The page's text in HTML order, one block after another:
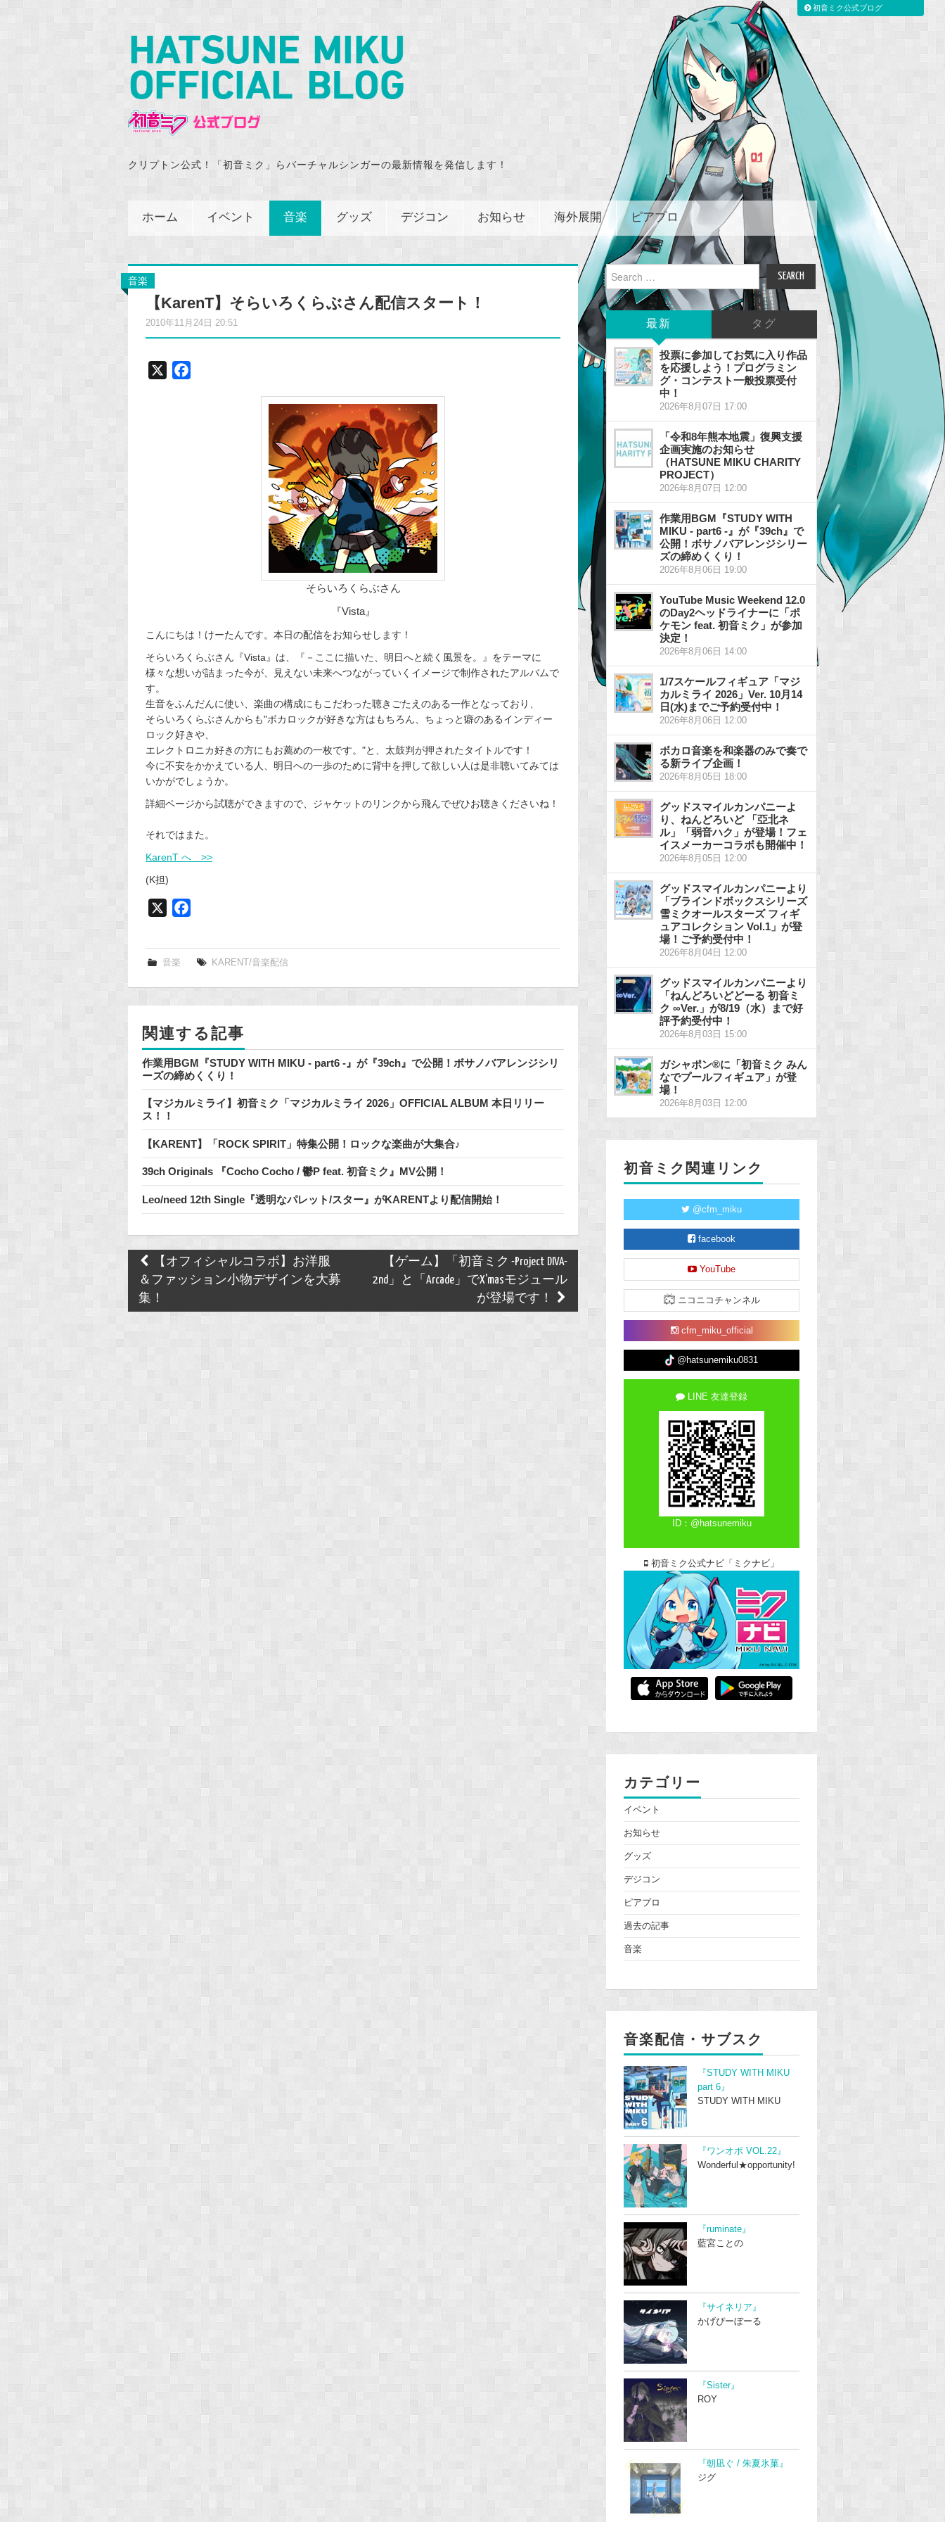
クリプトン公式！「初音ミク」らバーチャルシンガーの最新情報を発信します！
ホーム イベント 音楽 グッズ デジコン お知らせ 海外展開 ピアプロ
音楽
【KarenT】そらいろくらぶさん配信スタート！
2010年11月24日 20:51
そらいろくらぶさん
『Vista』
こんにちは！けーたんです。本日の配信をお知らせします！
そらいろくらぶさん『Vista』は、『－ここに描いた、明日へと続く風景を。』をテーマに
様々な想いが詰まった今が、見えない未来へつながっていくイメージで制作されたアルバムで
す。
生音をふんだんに使い、楽曲の構成にもこだわった聴きごたえのある一作となっており、
そらいろくらぶさんからも"ボカロックが好きな方はもちろん、ちょっと癖のあるインディー
ロック好きや、
エレクトロニカ好きの方にもお薦めの一枚です。"と、太鼓判が押されたタイトルです！
今に不安をかかえている人、明日への一歩のために背中を押して欲しい人は是非聴いてみては
いかがでしょうか。
詳細ページから試聴ができますので、ジャケットのリンクから飛んでぜひお聴きくださいね！
それではまた。
KarenT へ >>
(K担)
k
音楽 KARENT/音楽配信
関連する記事
作業用BGM『STUDY WITH MIKU - part6 -』が『39ch』で公開！ボサノバアレンジシリ
ーズの締めくくり！
【マジカルミライ】初音ミク「マジカルミライ 2026」OFFICIAL ALBUM 本日リリー
ス！！
【KARENT】「ROCK SPIRIT」特集公開！ロックな楽曲が大集合♪
39ch Originals 『Cocho Cocho / 鬱P feat. 初音ミク』MV公開！
Leo/need 12th Single『透明なパレット/スター』がKARENTより配信開始！
Post
navigation
【オフィシャルコラボ】お洋服
＆ファッション小物デザインを大募
集！
【ゲーム】「初音ミク -Project DIVA-
2nd」と「Arcade」でX'masモジュール
が登場です！
Search
for:
最新 タグ
投票に参加してお気に入り作品
を応援しよう！プログラミン
グ・コンテスト一般投票受付
中！
2026年8月07日 17:00
「令和8年熊本地震」復興支援
企画実施のお知らせ
（HATSUNE MIKU CHARITY
PROJECT）
2026年8月07日 12:00
作業用BGM『STUDY WITH
MIKU - part6 -』が『39ch』で
公開！ボサノバアレンジシリー
ズの締めくくり！
2026年8月06日 19:00
YouTube Music Weekend 12.0
のDay2ヘッドライナーに「ポ
ケモン feat. 初音ミク」が参加
決定！
2026年8月06日 14:00
1/7スケールフィギュア「マジ
カルミライ 2026」Ver. 10月14
日(水)までご予約受付中！
2026年8月06日 12:00
ボカロ音楽を和楽器のみで奏で
る新ライブ企画！
2026年8月05日 18:00
グッドスマイルカンパニーよ
り、ねんどろいど 「亞北ネ
ル」「弱音ハク」が登場！フェ
イスメーカーコラボも開催中！
2026年8月05日 12:00
グッドスマイルカンパニーより
「ブラインドボックスシリーズ
雪ミクオールスターズ フィギ
ュアコレクション Vol.1」が登
場！ご予約受付中！
2026年8月04日 12:00
グッドスマイルカンパニーより
「ねんどろいどどーる 初音ミ
ク ∞Ver.」が8/19（水）まで好
評予約受付中！
2026年8月03日 15:00
ガシャポン®に「初音ミク みん
なでプールフィギュア」が登
場！
2026年8月03日 12:00
初音ミク関連リンク
@cfm_miku
facebook
YouTube
ニコニコチャンネル
cfm_miku_official
@hatsunemiku0831
LINE 友達登録
ID：@hatsunemiku
初音ミク公式ナビ「ミクナビ」
カテゴリー
イベント
お知らせ
グッズ
デジコン
ピアプロ
過去の記事
音楽
音楽配信・サブスク
『STUDY WITH MIKU
part 6』
STUDY WITH MIKU
『ワンオポ VOL.22』
Wonderful★opportunity!
『ruminate』
藍宮ことの
『サイネリア』
かげぴーぼーる
『Sister』
ROY
『朝凪ぐ / 朱夏氷菓』
ジグ
初音ミク公式ブログ